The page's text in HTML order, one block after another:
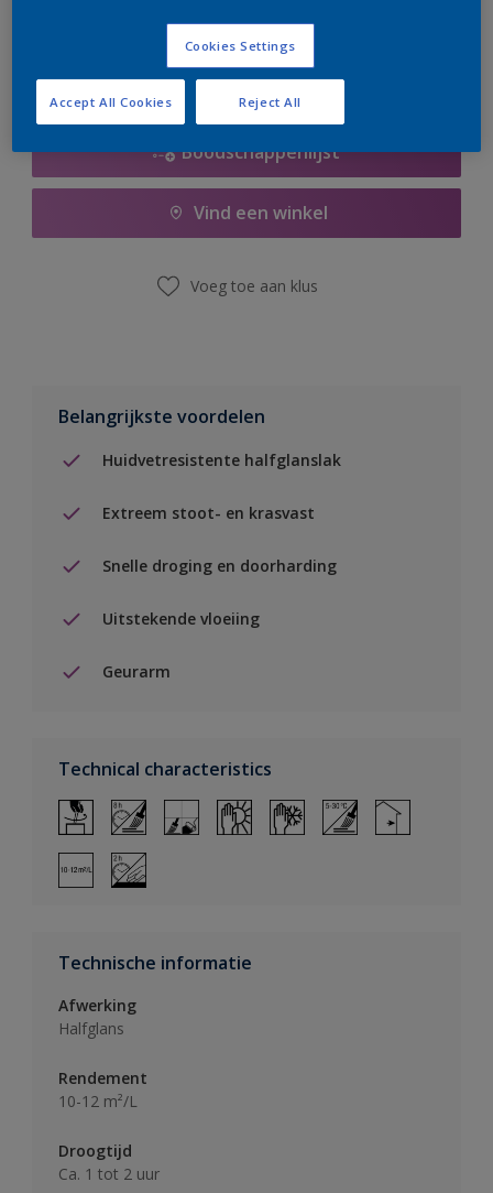
Boodschappenlijst
Vind een winkel
Voeg toe aan klus
Belangrijkste voordelen
Huidvetresistente halfglanslak
Extreem stoot- en krasvast
Snelle droging en doorharding
Uitstekende vloeiing
Geurarm
Technical characteristics
Technische informatie
Afwerking
Halfglans
Rendement
10-12 m²/L
Droogtijd
Ca. 1 tot 2 uur
Cookies Settings
Reject All
Accept All Cookies